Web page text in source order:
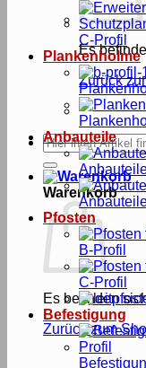
Es
Zurück
Suche
nach:
Warenkorb
Es befinden
Zurück zum
C-Profil
Plankenholme
Anbauteile
Pfosten
B-Profil
C-Profil
Befestigung